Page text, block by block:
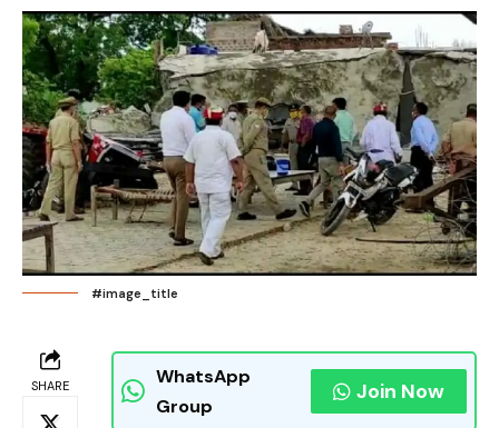
#image_title
SHARE
WhatsApp
Group
Join Now